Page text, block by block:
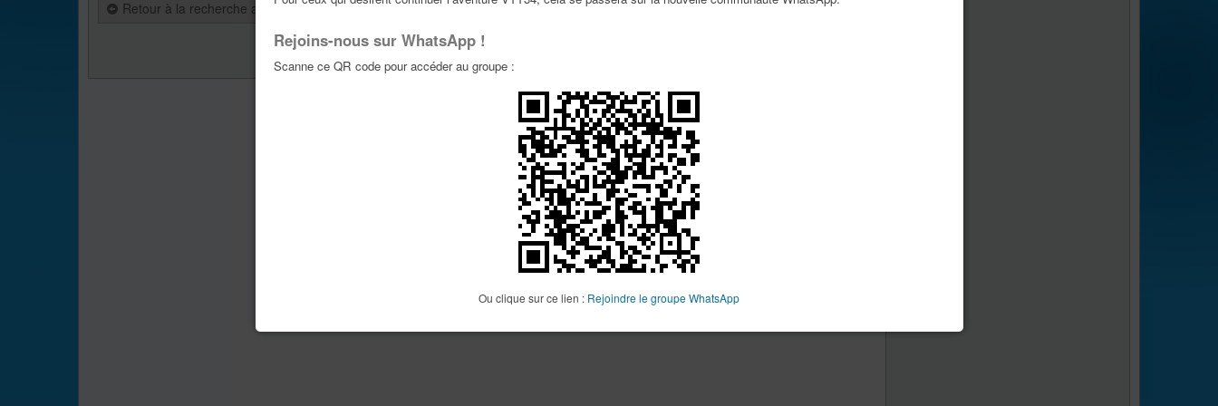
Rejoins-nous sur WhatsApp !
Scanne ce QR code pour accéder au groupe :
Ou clique sur ce lien : Rejoindre le groupe WhatsApp
La recherche a retourné 0 résultat(s) Page1sur
Retour à la recherche avancée
Aller vers :